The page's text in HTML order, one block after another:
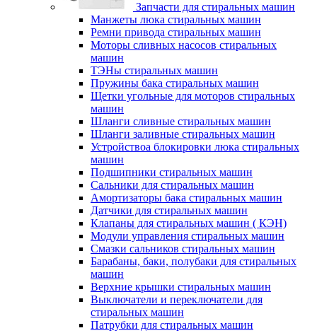
Запчасти для стиральных машин
Манжеты люка стиральных машин
Ремни привода стиральных машин
Моторы сливных насосов стиральных
машин
ТЭНы стиральных машин
Пружины бака стиральных машин
Щетки угольные для моторов стиральных
машин
Шланги сливные стиральных машин
Шланги заливные стиральных машин
Устройствоа блокировки люка стиральных
машин
Подшипники стиральных машин
Сальники для стиральных машин
Амортизаторы бака стиральных машин
Датчики для стиральных машин
Клапаны для стиральных машин ( КЭН)
Модули управления стиральных машин
Смазки сальников стиральных машин
Барабаны, баки, полубаки для стиральных
машин
Верхние крышки стиральных машин
Выключатели и переключатели для
стиральных машин
Патрубки для стиральных машин